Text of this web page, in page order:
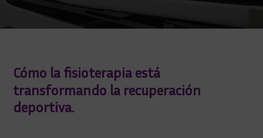
Cómo la fisioterapia está
transformando la recuperación
deportiva.